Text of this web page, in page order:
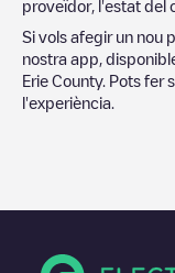
proveïdor, l'estat del
Si vols afegir un nou
nostra app,
Erie County. Pots fer
l'experiència.